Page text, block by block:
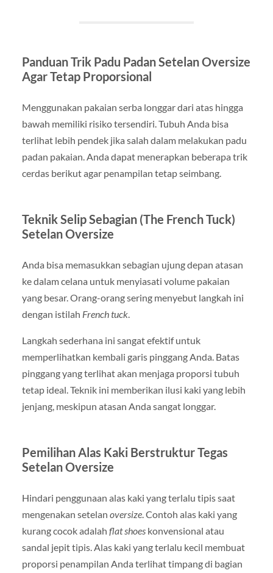
Panduan Trik Padu Padan Setelan Oversize
Agar Tetap Proporsional
Menggunakan pakaian serba longgar dari atas hingga
bawah memiliki risiko tersendiri. Tubuh Anda bisa
terlihat lebih pendek jika salah dalam melakukan padu
padan pakaian. Anda dapat menerapkan beberapa trik
cerdas berikut agar penampilan tetap seimbang.
Teknik Selip Sebagian (The French Tuck)
Setelan Oversize
Anda bisa memasukkan sebagian ujung depan atasan
ke dalam celana untuk menyiasati volume pakaian
yang besar. Orang-orang sering menyebut langkah ini
dengan istilah French tuck.
Langkah sederhana ini sangat efektif untuk
memperlihatkan kembali garis pinggang Anda. Batas
pinggang yang terlihat akan menjaga proporsi tubuh
tetap ideal. Teknik ini memberikan ilusi kaki yang lebih
jenjang, meskipun atasan Anda sangat longgar.
Pemilihan Alas Kaki Berstruktur Tegas
Setelan Oversize
Hindari penggunaan alas kaki yang terlalu tipis saat
mengenakan setelan oversize. Contoh alas kaki yang
kurang cocok adalah flat shoeskonvensional atau
sandal jepit tipis. Alas kaki yang terlalu kecil membuat
proporsi penampilan Anda terlihat timpang di bagian